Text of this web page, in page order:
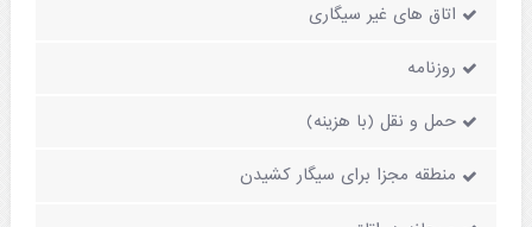
اتاق های غیر سیگاری
روزنامه
حمل و نقل (با هزینه)
منطقه مجزا برای سیگار کشیدن